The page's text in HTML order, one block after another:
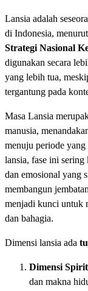
Lansia adalah
di Indonesia, menurut
Strategi Nasional
digunakan secara
yang lebih tua,
tergantung pada
Masa Lansia
manusia,
menuju periode
lansia, fase ini
dan emosional yang
membangun
menjadi kunci untuk
dan bahagia.
Dimensi lansia ada
Dimensi
dan makna